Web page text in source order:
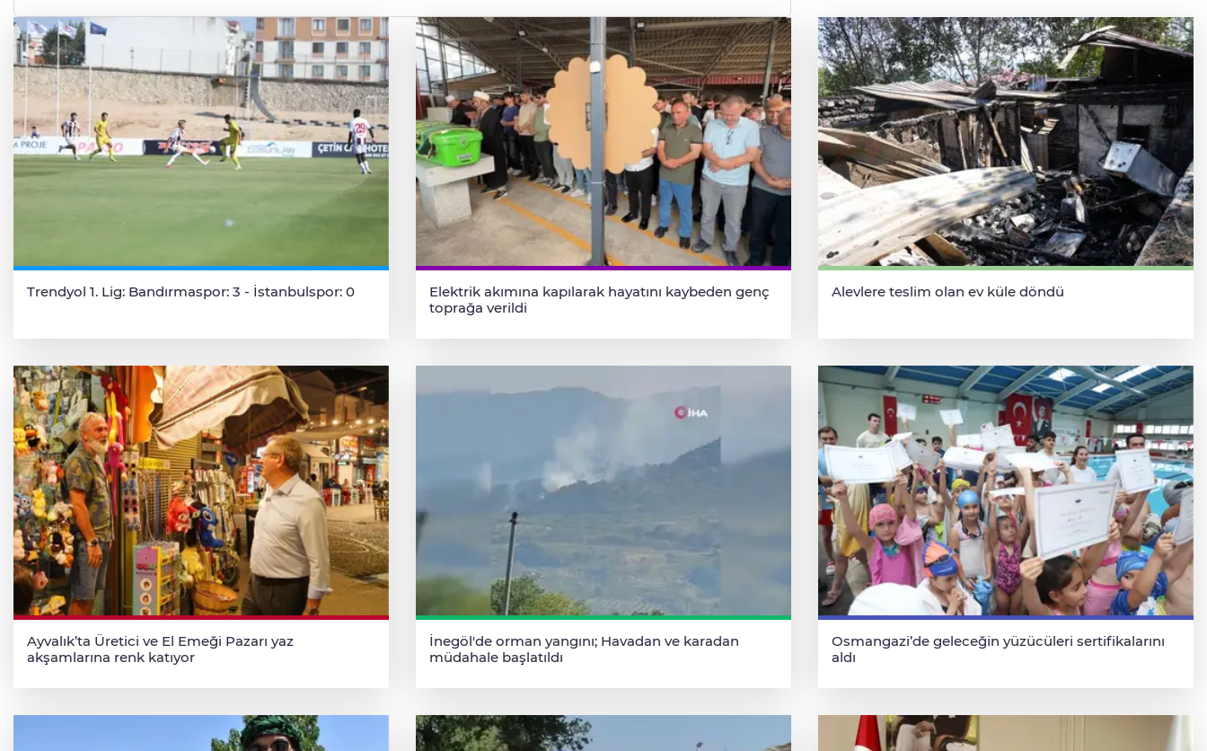
Trendyol 1. Lig: Bandırmaspor: 3 - İstanbulspor: 0
Elektrik akımına kapılarak hayatını kaybeden genç
toprağa verildi
Alevlere teslim olan ev küle döndü
Ayvalık’ta Üretici ve El Emeği Pazarı yaz
akşamlarına renk katıyor
İnegöl'de orman yangını; Havadan ve karadan
müdahale başlatıldı
Osmangazi’de geleceğin yüzücüleri sertifikalarını
aldı